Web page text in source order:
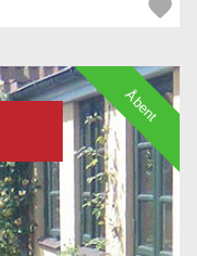
Åbent